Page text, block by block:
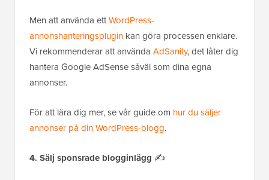
Men att använda ettWordPress-
annonshanteringsplugin kan göra processen enklare.
Vi rekommenderar att använda AdSanity, det låter dig
hantera Google AdSense såväl som dina egna
annonser.
För att lära dig mer, se vår guide om hur du säljer
annonser på din WordPress-blogg.
4. Sälj sponsrade blogginlägg ✍️